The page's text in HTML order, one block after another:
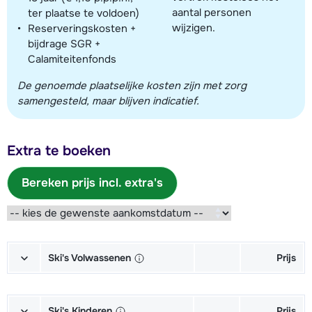
ter plaatse te voldoen)
Reserveringskosten +
bijdrage SGR +
Calamiteitenfonds
aantal personen
wijzigen.
De genoemde plaatselijke kosten zijn met zorg
samengesteld, maar blijven indicatief.
Extra te boeken
Bereken prijs incl. extra's
Ski's Volwassenen Prijs